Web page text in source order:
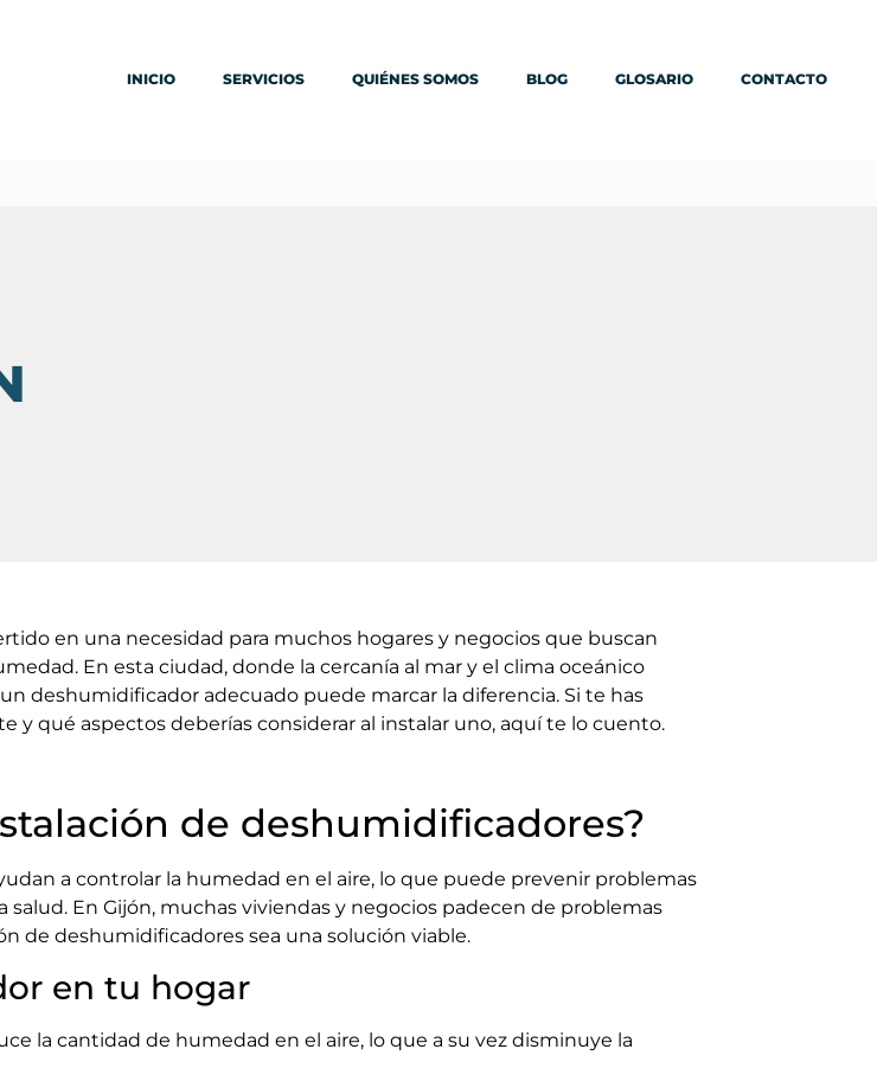
INICIO SERVICIOS QUIÉNES SOMOS BLOG GLOSARIO CONTACTO
en una necesidad para muchos hogares y negocios que buscan
En esta ciudad, donde la cercanía al mar y el clima oceánico
deshumidificador adecuado puede marcar la diferencia. Si te has
qué aspectos deberías considerar al instalar uno, aquí te lo cuento.
de deshumidificadores?
a controlar la humedad en el aire, lo que puede prevenir problemas
En Gijón, muchas viviendas y negocios padecen de problemas
de deshumidificadores sea una solución viable.
en tu hogar
la cantidad de humedad en el aire, lo que a su vez disminuye la